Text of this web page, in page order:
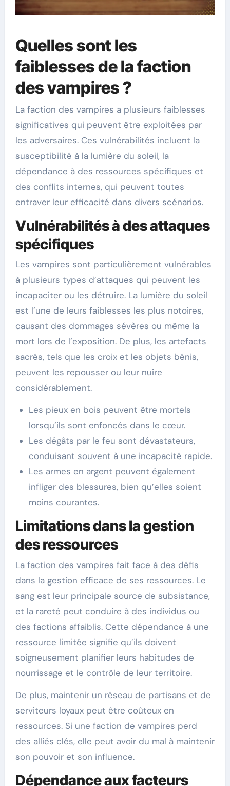
Quelles sont les
faiblesses de la faction
des vampires ?
La faction des vampires a plusieurs faiblesses
significatives qui peuvent être exploitées par
les adversaires. Ces vulnérabilités incluent la
susceptibilité à la lumière du soleil, la
dépendance à des ressources spécifiques et
des conflits internes, qui peuvent toutes
entraver leur efficacité dans divers scénarios.
Vulnérabilités à des attaques
spécifiques
Les vampires sont particulièrement vulnérables
à plusieurs types d’attaques qui peuvent les
incapaciter ou les détruire. La lumière du soleil
est l’une de leurs faiblesses les plus notoires,
causant des dommages sévères ou même la
mort lors de l’exposition. De plus, les artefacts
sacrés, tels que les croix et les objets bénis,
peuvent les repousser ou leur nuire
considérablement.
Les pieux en bois peuvent être mortels
lorsqu’ils sont enfoncés dans le cœur.
Les dégâts par le feu sont dévastateurs,
conduisant souvent à une incapacité rapide.
Les armes en argent peuvent également
infliger des blessures, bien qu’elles soient
moins courantes.
Limitations dans la gestion
des ressources
La faction des vampires fait face à des défis
dans la gestion efficace de ses ressources. Le
sang est leur principale source de subsistance,
et la rareté peut conduire à des individus ou
des factions affaiblis. Cette dépendance à une
ressource limitée signifie qu’ils doivent
soigneusement planifier leurs habitudes de
nourrissage et le contrôle de leur territoire.
De plus, maintenir un réseau de partisans et de
serviteurs loyaux peut être coûteux en
ressources. Si une faction de vampires perd
des alliés clés, elle peut avoir du mal à maintenir
son pouvoir et son influence.
Dépendance aux facteurs